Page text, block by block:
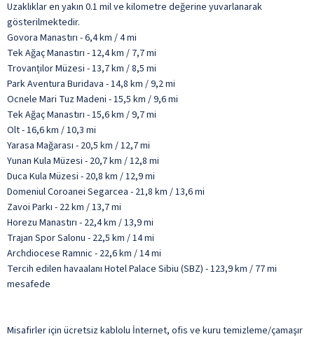
Uzaklıklar en yakın 0.1 mil ve kilometre değerine yuvarlanarak
gösterilmektedir.
Govora Manastırı - 6,4 km / 4 mi
Tek Ağaç Manastırı - 12,4 km / 7,7 mi
Trovanților Müzesi - 13,7 km / 8,5 mi
Park Aventura Buridava - 14,8 km / 9,2 mi
Ocnele Mari Tuz Madeni - 15,5 km / 9,6 mi
Tek Ağaç Manastırı - 15,6 km / 9,7 mi
Olt - 16,6 km / 10,3 mi
Yarasa Mağarası - 20,5 km / 12,7 mi
Yunan Kula Müzesi - 20,7 km / 12,8 mi
Duca Kula Müzesi - 20,8 km / 12,9 mi
Domeniul Coroanei Segarcea - 21,8 km / 13,6 mi
Zavoi Parkı - 22 km / 13,7 mi
Horezu Manastırı - 22,4 km / 13,9 mi
Trajan Spor Salonu - 22,5 km / 14 mi
Archdiocese Ramnic - 22,6 km / 14 mi
Tercih edilen havaalanı Hotel Palace Sibiu (SBZ) - 123,9 km / 77 mi
mesafede
Misafirler için ücretsiz kablolu İnternet, ofis ve kuru temizleme/çamaşır